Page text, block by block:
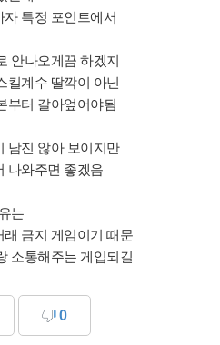
특정 포인트에서
안나오게끔 하겠지
킬계수 딸깍이 아닌
부터 갈아엎어야됨
남진 않아 보이지만
나와주면 좋겠음
는
금지 게임이기 때문
소통해주는 게입되길
0